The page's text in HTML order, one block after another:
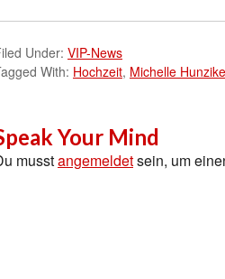
Under: VIP-News
With: Hochzeit, Michelle
Your Mind
musstangemeldetsein, um